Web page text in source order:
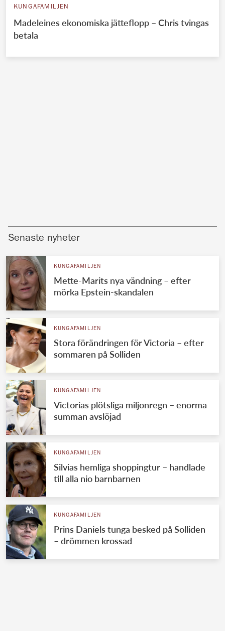
KUNGAFAMILJEN
Madeleines ekonomiska jätteflopp – Chris tvingas
betala
Senaste nyheter
KUNGAFAMILJEN
Mette-Marits nya vändning – efter
mörka Epstein-skandalen
KUNGAFAMILJEN
Stora förändringen för Victoria – efter
sommaren på Solliden
KUNGAFAMILJEN
Victorias plötsliga miljonregn – enorma
summan avslöjad
KUNGAFAMILJEN
Silvias hemliga shoppingtur – handlade
till alla nio barnbarnen
KUNGAFAMILJEN
Prins Daniels tunga besked på Solliden
– drömmen krossad